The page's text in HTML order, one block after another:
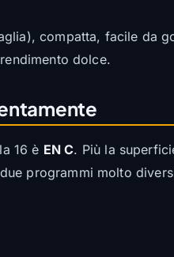
compatta, facile da
dolce.
16 è EN C. Più la
programmi molto